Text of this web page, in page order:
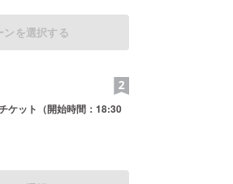
ンを選択する
ケット（開始時間：18:30